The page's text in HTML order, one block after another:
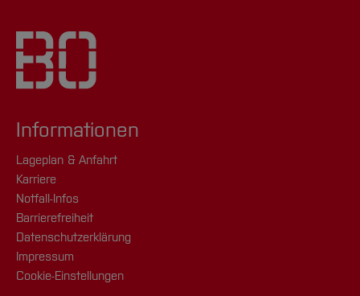
Informationen
Lageplan & Anfahrt
Karriere
Notfall-Infos
Barrierefreiheit
Datenschutzerklärung
Impressum
Cookie-Einstellungen